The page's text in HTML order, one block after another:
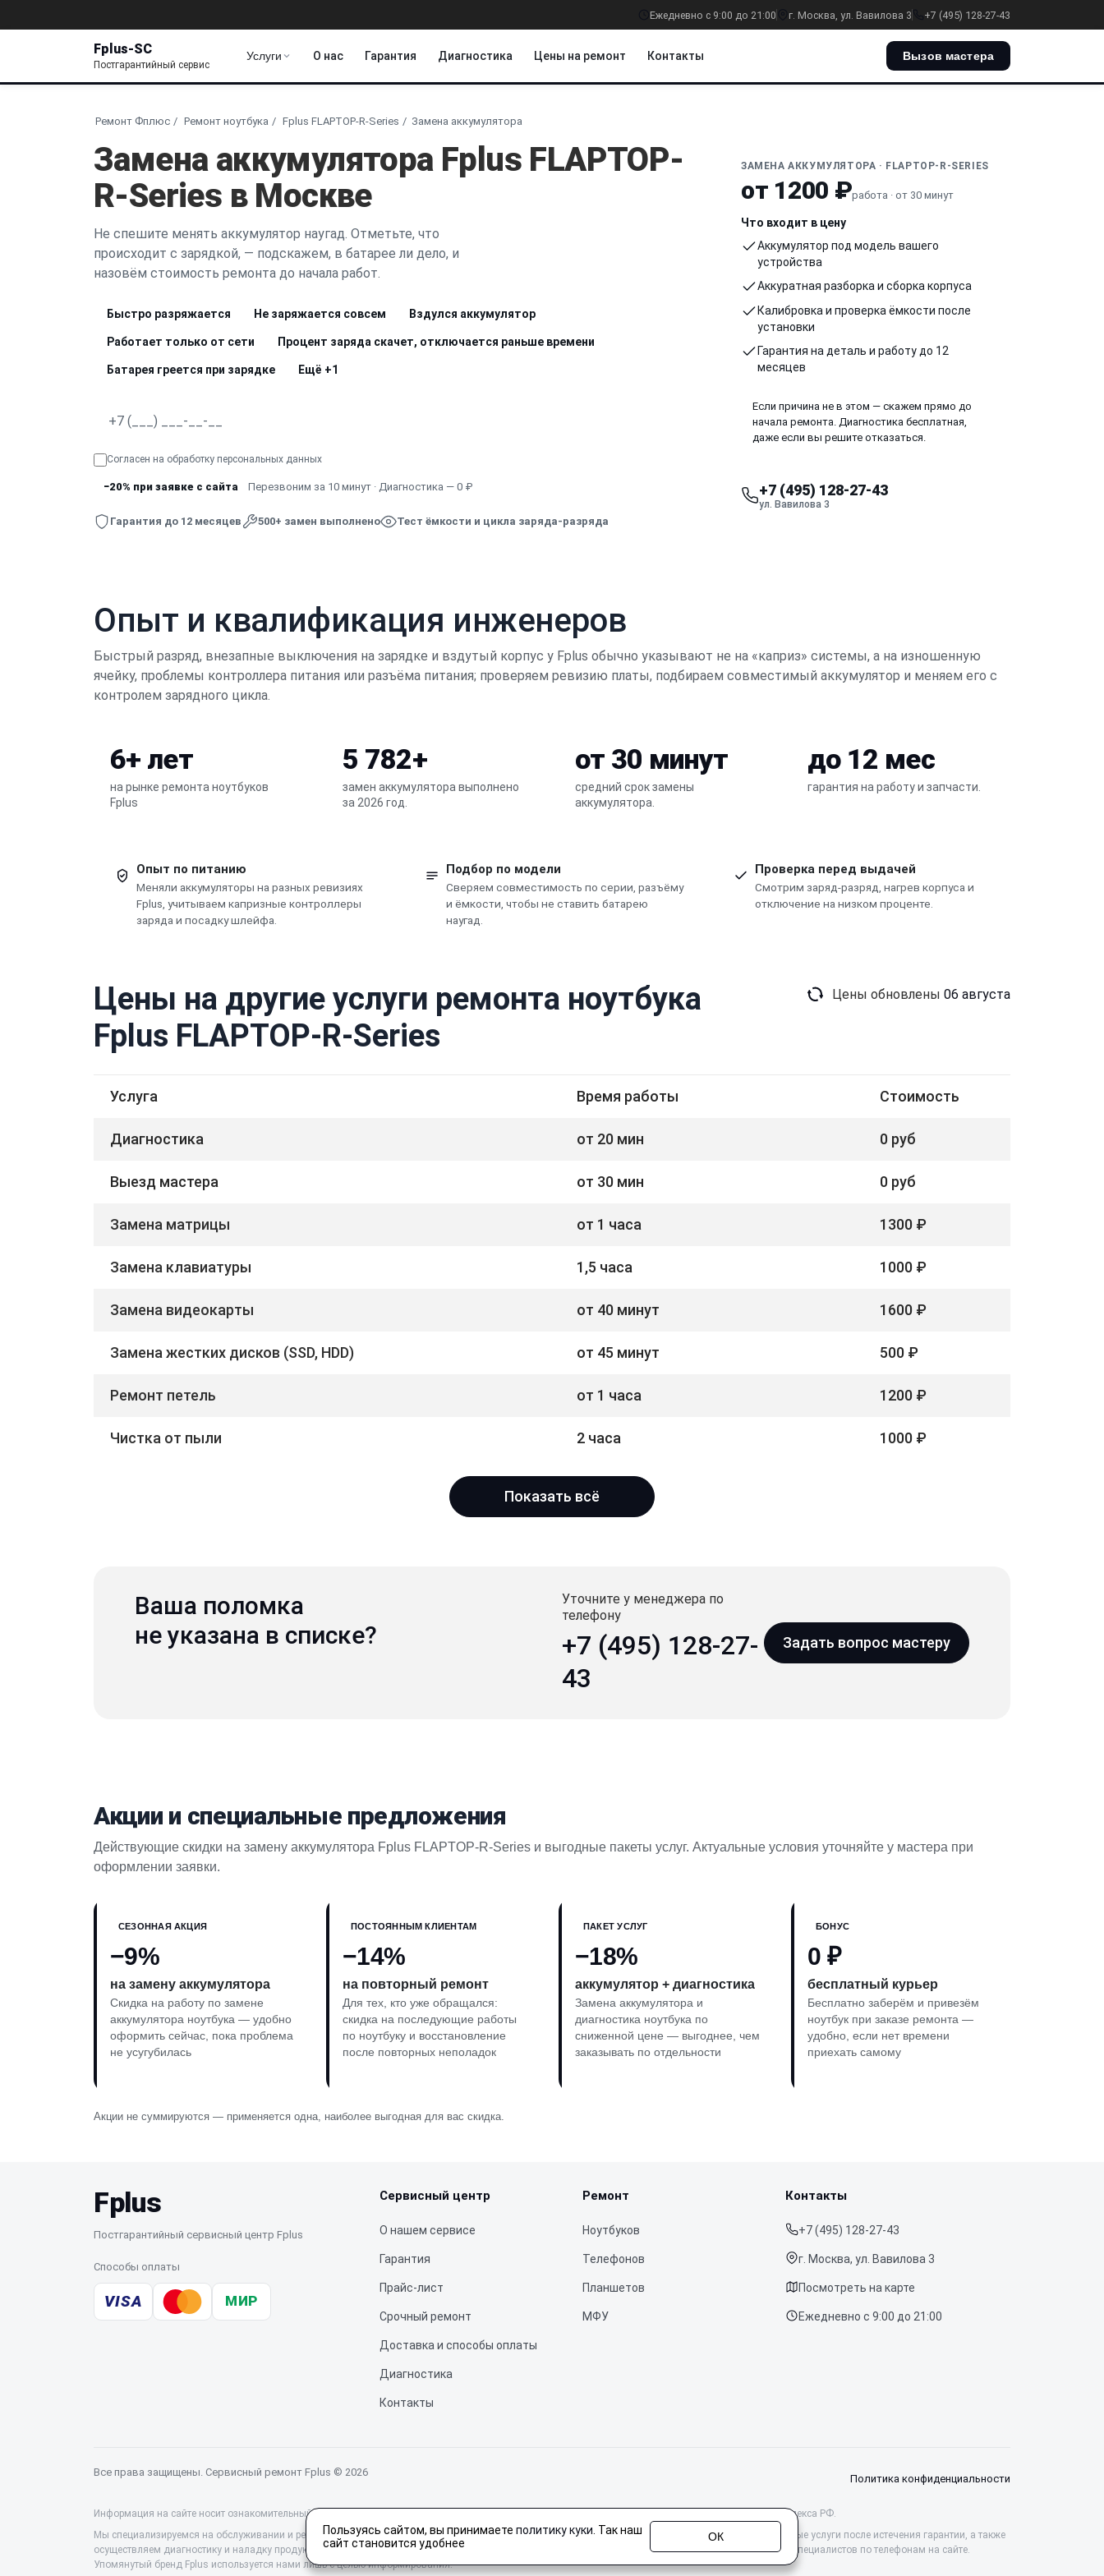
Ежедневно с 9:00 до 21:00 г. Москва, ул. Вавилова 3 +7 (495) 128-27-43
Fplus-SC
Постгарантийный сервис
Услуги О нас Гарантия Диагностика Цены на ремонт Контакты Вызов мастера
Ремонт Фплюс Ремонт ноутбука Fplus FLAPTOP-R-Series Замена аккумулятора
Замена аккумулятора Fplus FLAPTOP-
R-Series в Москве
Не спешите менять аккумулятор наугад. Отметьте, что
происходит с зарядкой, — подскажем, в батарее ли дело, и
назовём стоимость ремонта до начала работ.
Быстро разряжается Не заряжается совсем Вздулся аккумулятор
Работает только от сети Процент заряда скачет, отключается раньше времени
Батарея греется при зарядке Ещё +1
Согласен на обработку персональных данных
−20% при заявке с сайта Перезвоним за 10 минут · Диагностика — 0 ₽
Гарантия до 12 месяцев 500+ замен выполнено Тест ёмкости и цикла заряда-разряда
ЗАМЕНА АККУМУЛЯТОРА · FLAPTOP-R-SERIES
от 1200 ₽работа · от 30 минут
Что входит в цену
Аккумулятор под модель вашего
устройства
Аккуратная разборка и сборка корпуса
Калибровка и проверка ёмкости после
установки
Гарантия на деталь и работу до 12
месяцев
Если причина не в этом — скажем прямо до
начала ремонта. Диагностика бесплатная,
даже если вы решите отказаться.
+7 (495) 128-27-43
ул. Вавилова 3
Опыт и квалификация инженеров
Быстрый разряд, внезапные выключения на зарядке и вздутый корпус у Fplus обычно указывают не на «каприз» системы, а на изношенную
ячейку, проблемы контроллера питания или разъёма питания; проверяем ревизию платы, подбираем совместимый аккумулятор и меняем его с
контролем зарядного цикла.
6+ лет
на рынке ремонта ноутбуков
Fplus
5 782+
замен аккумулятора выполнено
за 2026 год.
от 30 минут
средний срок замены
аккумулятора.
до 12 мес
гарантия на работу и запчасти.
Опыт по питанию
Меняли аккумуляторы на разных ревизиях
Fplus, учитываем капризные контроллеры
заряда и посадку шлейфа.
Подбор по модели
Сверяем совместимость по серии, разъёму
и ёмкости, чтобы не ставить батарею
наугад.
Проверка перед выдачей
Смотрим заряд-разряд, нагрев корпуса и
отключение на низком проценте.
Цены на другие услуги ремонта ноутбука
Fplus FLAPTOP-R-Series
Цены обновлены 06 августа
Услуга Время работы Стоимость
Диагностика от 20 мин 0 руб
Выезд мастера от 30 мин 0 руб
Замена матрицы от 1 часа 1300 ₽
Замена клавиатуры 1,5 часа 1000 ₽
Замена видеокарты от 40 минут 1600 ₽
Замена жестких дисков (SSD, HDD) от 45 минут 500 ₽
Ремонт петель от 1 часа 1200 ₽
Чистка от пыли 2 часа 1000 ₽
Показать всё
Ваша поломка
не указана в списке?
Уточните у менеджера по
телефону
+7 (495) 128-27-
43
Задать вопрос мастеру
Акции и специальные предложения
Действующие скидки на замену аккумулятора Fplus FLAPTOP-R-Series и выгодные пакеты услуг. Актуальные условия уточняйте у мастера при
оформлении заявки.
СЕЗОННАЯ АКЦИЯ
−9%
на замену аккумулятора
Скидка на работу по замене
аккумулятора ноутбука — удобно
оформить сейчас, пока проблема
не усугубилась
ПОСТОЯННЫМ КЛИЕНТАМ
−14%
на повторный ремонт
Для тех, кто уже обращался:
скидка на последующие работы
по ноутбуку и восстановление
после повторных неполадок
ПАКЕТ УСЛУГ
−18%
аккумулятор + диагностика
Замена аккумулятора и
диагностика ноутбука по
сниженной цене — выгоднее, чем
заказывать по отдельности
БОНУС
0 ₽
бесплатный курьер
Бесплатно заберём и привезём
ноутбук при заказе ремонта —
удобно, если нет времени
приехать самому
Акции не суммируются — применяется одна, наиболее выгодная для вас скидка.
Fplus
Постгарантийный сервисный центр Fplus
Способы оплаты
VISA МИР
Сервисный центр
О нашем сервисе
Гарантия
Прайс-лист
Срочный ремонт
Доставка и способы оплаты
Диагностика
Контакты
Ремонт
Ноутбуков
Телефонов
Планшетов
МФУ
Контакты
+7 (495) 128-27-43
г. Москва, ул. Вавилова 3
Посмотреть на карте
Ежедневно с 9:00 до 21:00
Все права защищены. Сервисный ремонт Fplus © 2026
Политика конфиденциальности
Информация на сайте носит ознакомительный характер и не является публичной офертой, определяемой положениями статьи 437 Гражданского кодекса РФ.
Мы специализируемся на обслуживании и ремонте техники Fplus, но не являемся их официальным представителем. Предоставляем профессиональные услуги после истечения гарантии, а также
осуществляем диагностику и наладку продукции. Цены на сайте ориентировочные и не являются офертой, актуальную стоимость узнавайте у наших специалистов по телефонам на сайте.
Упомянутый бренд Fplus используется нами лишь с целью информирования.
Пользуясь сайтом, вы принимаете политику куки . Так наш
сайт становится удобнее
ОК